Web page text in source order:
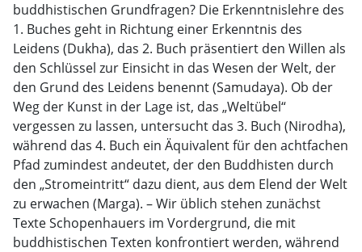
buddhistischen Grundfragen? Die Erkenntnislehre des
1. Buches geht in Richtung einer Erkenntnis des
Leidens (Dukha), das 2. Buch präsentiert den Willen als
den Schlüssel zur Einsicht in das Wesen der Welt, der
den Grund des Leidens benennt (Samudaya). Ob der
Weg der Kunst in der Lage ist, das „Weltübel“
vergessen zu lassen, untersucht das 3. Buch (Nirodha),
während das 4. Buch ein Äquivalent für den achtfachen
Pfad zumindest andeutet, der den Buddhisten durch
den „Stromeintritt“ dazu dient, aus dem Elend der Welt
zu erwachen (Marga). – Wir üblich stehen zunächst
Texte Schopenhauers im Vordergrund, die mit
buddhistischen Texten konfrontiert werden, während